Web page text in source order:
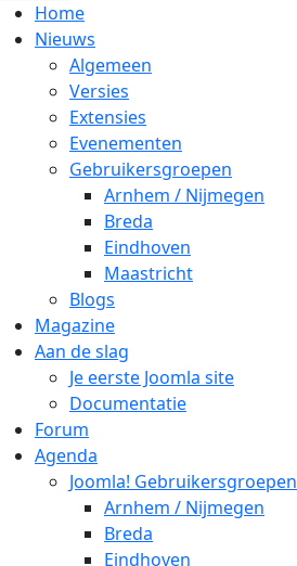
Home
Nieuws
Algemeen
Versies
Extensies
Evenementen
Gebruikersgroepen
Arnhem / Nijmegen
Breda
Eindhoven
Maastricht
Blogs
Magazine
Aan de slag
Je eerste Joomla site
Documentatie
Forum
Agenda
Joomla! Gebruikersgroepen
Arnhem / Nijmegen
Breda
Eindhoven